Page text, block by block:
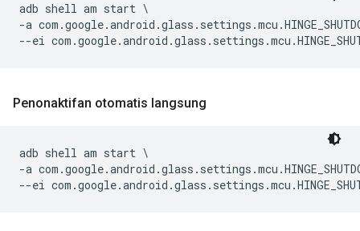
adb shell am start \
-a
--ei
Penonaktifan otomatis langsung
adb shell am start \
-a
--ei